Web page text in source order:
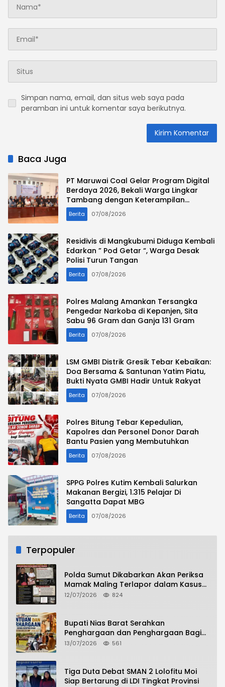
Simpan nama, email, dan situs web saya pada
peramban ini untuk komentar saya berikutnya.
Baca Juga
PT Maruwai Coal Gelar Program Digital
Berdaya 2026, Bekali Warga Lingkar
Tambang dengan Keterampilan
Komputer Bekerja Sama LPP Butterfly
Berita 07/08/2026
Residivis di Mangkubumi Diduga Kembali
Edarkan ” Pod Getar “, Warga Desak
Polisi Turun Tangan
Berita 07/08/2026
Polres Malang Amankan Tersangka
Pengedar Narkoba di Kepanjen, Sita
Sabu 96 Gram dan Ganja 131 Gram
Berita 07/08/2026
LSM GMBI Distrik Gresik Tebar Kebaikan:
Doa Bersama & Santunan Yatim Piatu,
Bukti Nyata GMBI Hadir Untuk Rakyat
Berita 07/08/2026
Polres Bitung Tebar Kepedulian,
Kapolres dan Personel Donor Darah
Bantu Pasien yang Membutuhkan
Berita 07/08/2026
SPPG Polres Kutim Kembali Salurkan
Makanan Bergizi, 1.315 Pelajar Di
Sangatta Dapat MBG
Berita 07/08/2026
Terpopuler
Polda Sumut Dikabarkan Akan Periksa
Mamak Maling Terlapor dalam Kasus
Dugaan Penipuan Bermodus Surat
12/07/2026 824
Bupati Nias Barat Serahkan
Penghargaan dan Penghargaan Bagi
Siswa Berprestasi Pada Pembukaan TA
13/07/2026 561
Tiga Duta Debat SMAN 2 Lolofitu Moi
Siap Bertarung di LDI Tingkat Provinsi